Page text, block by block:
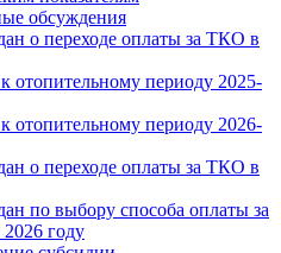
обсуждения
о переходе оплаты за ТКО в
отопительному периоду 2025-
отопительному периоду 2026-
о переходе оплаты за ТКО в
по выбору способа оплаты за
году